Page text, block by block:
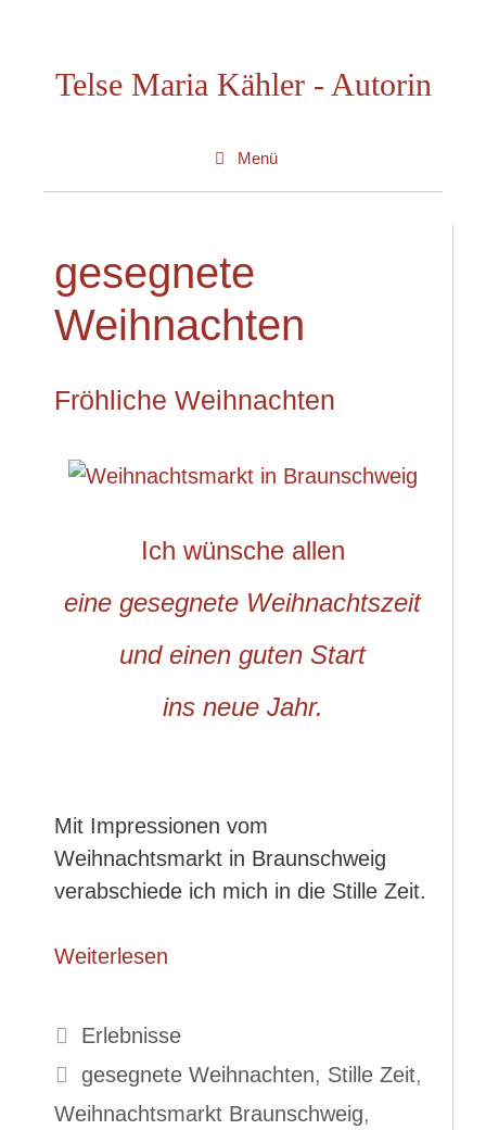
springenTelse Maria Kähler - Autorin
Menü
gesegnete
Weihnachten
Fröhliche Weihnachten
Ich wünsche allen
eine gesegnete Weihnachtszeit
und einen guten Start
ins neue Jahr.
Mit Impressionen vom
Weihnachtsmarkt in Braunschweig
verabschiede ich mich in die Stille Zeit.
Weiterlesen
Kategorien
Erlebnisse
Schlagwörter
gesegnete Weihnachten, Stille Zeit,
Weihnachtsmarkt Braunschweig,